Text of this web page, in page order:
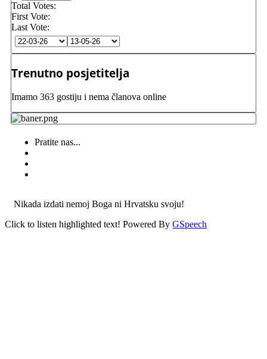
Total Votes:
First Vote:
Last Vote:
Trenutno posjetitelja
Imamo 363 gostiju i nema članova online
Pratite nas...
Nikada izdati nemoj Boga ni Hrvatsku svoju!
Click to listen highlighted text! Powered By GSpeech